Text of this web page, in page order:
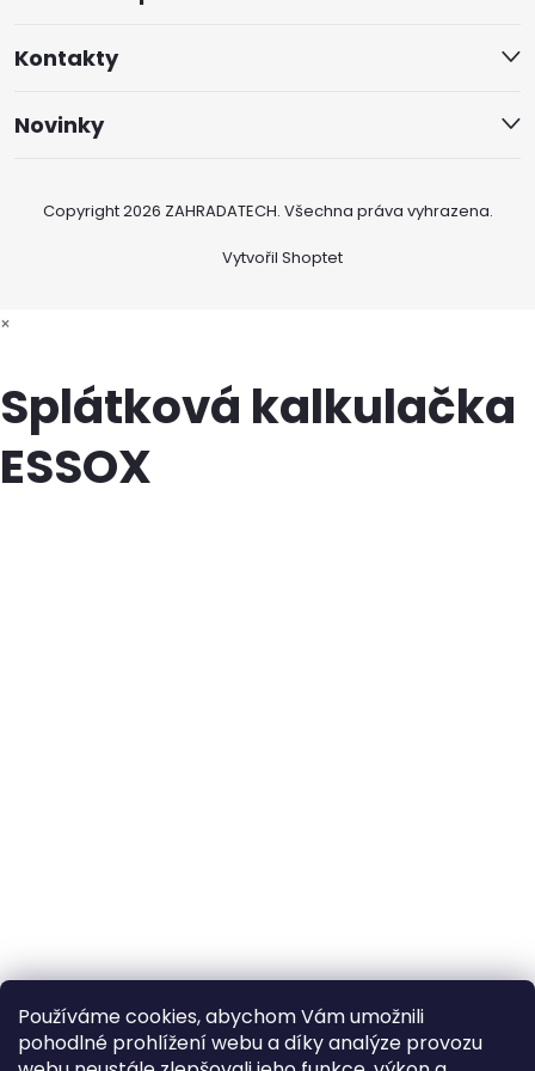
Používáme cookies, abychom Vám umožnili
pohodlné prohlížení webu a díky analýze provozu
Kontakty
Novinky
Vytvořil Shoptet
Copyright 2026 ZAHRADATECH. Všechna práva vyhrazena.
×
Splátková kalkulačka
ESSOX